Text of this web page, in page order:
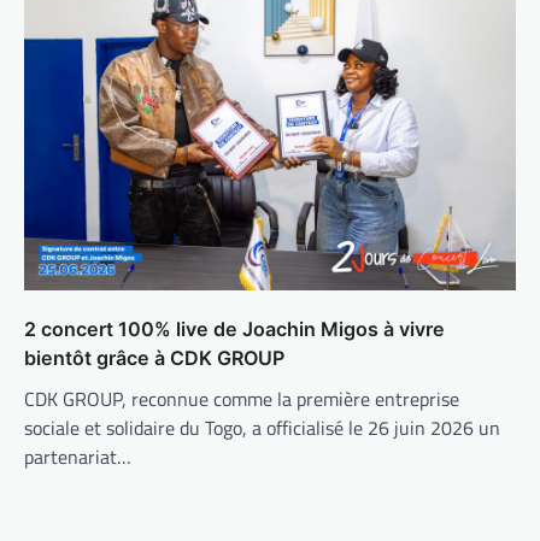
2 concert 100% live de Joachin Migos à vivre
bientôt grâce à CDK GROUP
CDK GROUP, reconnue comme la première entreprise
sociale et solidaire du Togo, a officialisé le 26 juin 2026 un
partenariat…